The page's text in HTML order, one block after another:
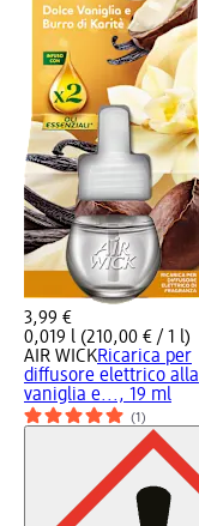
3,99 €
0,019 l (210,00 € / 1 l)
AIR WICKRicarica per
diffusore elettrico alla
vaniglia e..., 19 ml
(1)